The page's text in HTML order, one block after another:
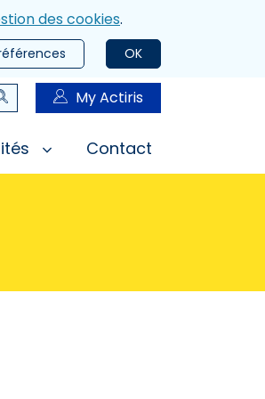
des cookies.
OK
RechercherMy Actiris
Contact